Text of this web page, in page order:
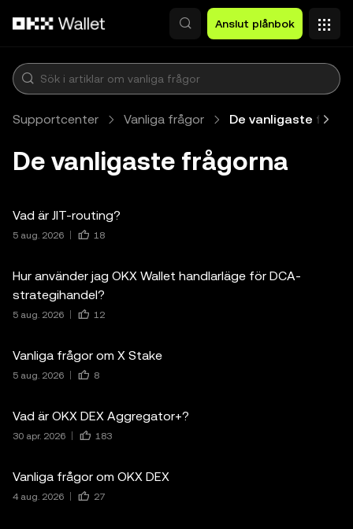
Anslut plånbok
Supportcenter Vanliga frågor De vanligaste
De vanligaste frågorna
Vad är JIT-routing?
5 aug. 2026 18
Hur använder jag OKX Wallet handlarläge för DCA-
strategihandel?
5 aug. 2026 12
Vanliga frågor om X Stake
5 aug. 2026 8
Vad är OKX DEX Aggregator+?
30 apr. 2026 183
Vanliga frågor om OKX DEX
4 aug. 2026 27